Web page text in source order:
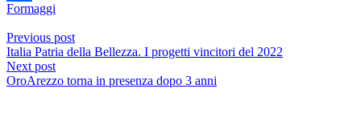
Condividi
Formaggi
Previous post
Italia Patria della Bellezza. I progetti vincitori del 2022
Next post
OroArezzo torna in presenza dopo 3 anni